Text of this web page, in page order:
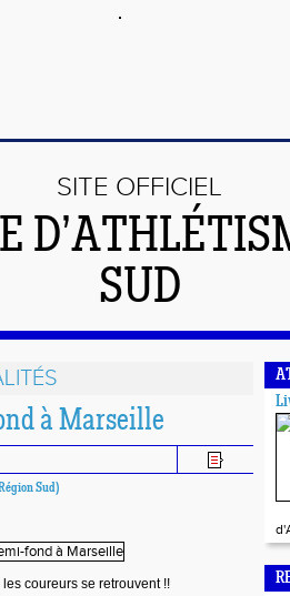
SITE OFFICIEL
SUD
à Marseille
Sud)
les coureurs se retrouvent !!